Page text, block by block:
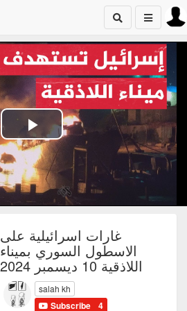
Play
Video
غارات اسرائيلية على
الاسطول السوري بميناء
اللاذقية 10 ديسمبر 2024
salah kh
Subscribe 4